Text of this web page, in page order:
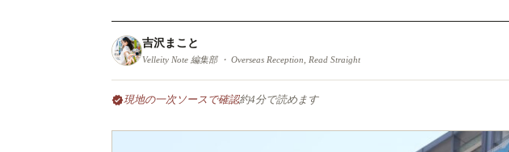
吉沢まこと
Velleity Note 編集部 ・ Overseas Reception, Read Straight
verified現地の一次ソースで確認約4分で読めます